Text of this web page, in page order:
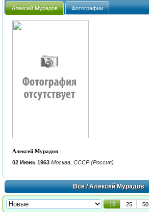
Алексей Мурадов Фотографии
Алексей Мурадов
02 Июнь 1963 Москва, СССР (Россия)
Всё/ Алексей Мурадов
15 25
50